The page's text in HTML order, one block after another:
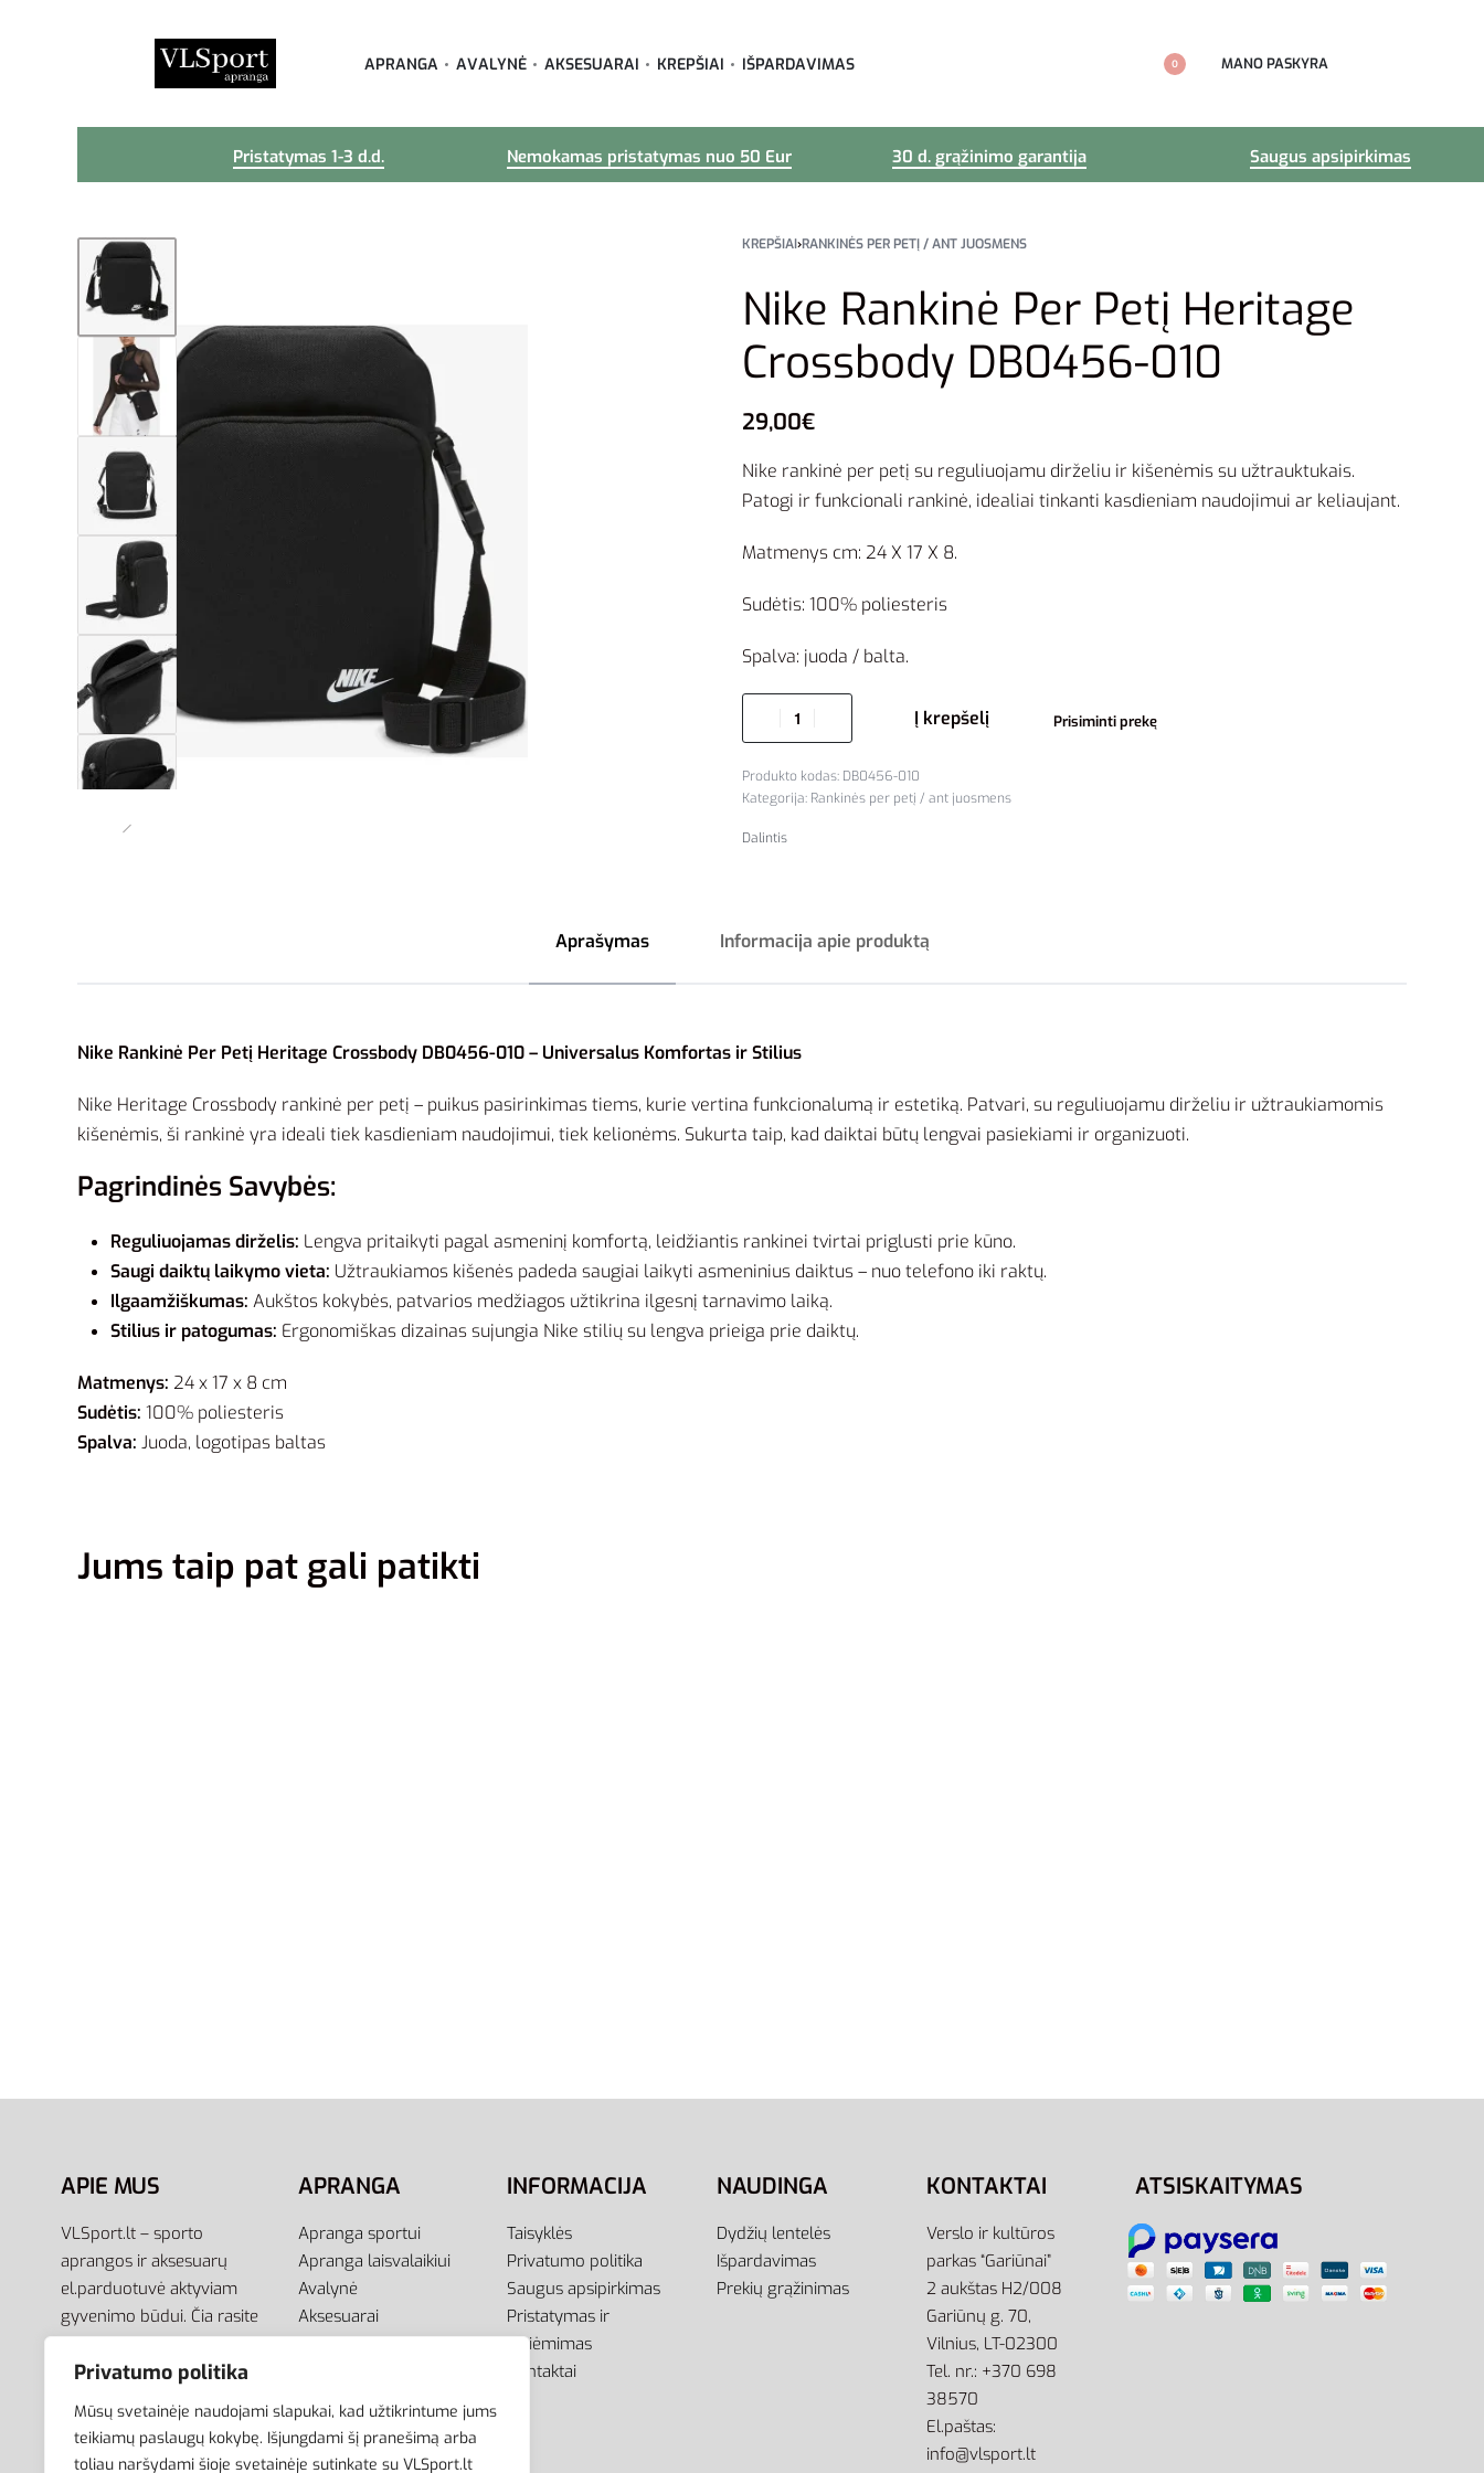
Privatumo politika
Mūsų svetainėje naudojami slapukai, kad užtikrintume jums
teikiamų paslaugų kokybę. Išjungdami šį pranešimą arba
toliau naršydami šioje svetainėje sutinkate su VLSport.lt
APRANGA AVALYNĖ AKSESUARAI KREPŠIAI IŠPARDAVIMAS 0 MANO PASKYRA
Pristatymas 1-3 d.d. Nemokamas pristatymas nuo 50 Eur 30 d. grąžinimo garantija Saugus apsipirkimas
KREPŠIAI›RANKINĖS PER PETĮ / ANT JUOSMENS
Nike Rankinė Per Petį Heritage
Crossbody DB0456-010
29,00€
Nike rankinė per petį su reguliuojamu dirželiu ir kišenėmis su užtrauktukais.
Patogi ir funkcionali rankinė, idealiai tinkanti kasdieniam naudojimui ar keliaujant.
Matmenys cm: 24 X 17 X 8.
Sudėtis: 100% poliesteris
Spalva: juoda / balta.
Į krepšelį Prisiminti prekę
DB0456-010
Kategorija: Rankinės per petį / ant juosmens
Dalintis
Aprašymas Informacija apie produktą
Nike Rankinė Per Petį Heritage Crossbody DB0456-010 – Universalus Komfortas ir Stilius
Nike Heritage Crossbody rankinė per petį – puikus pasirinkimas tiems, kurie vertina funkcionalumą ir estetiką. Patvari, su reguliuojamu dirželiu ir užtraukiamomis
kišenėmis, ši rankinė yra ideali tiek kasdieniam naudojimui, tiek kelionėms. Sukurta taip, kad daiktai būtų lengvai pasiekiami ir organizuoti.
Pagrindinės Savybės:
Reguliuojamas dirželis: Lengva pritaikyti pagal asmeninį komfortą, leidžiantis rankinei tvirtai priglusti prie kūno.
Saugi daiktų laikymo vieta: Užtraukiamos kišenės padeda saugiai laikyti asmeninius daiktus – nuo telefono iki raktų.
Ilgaamžiškumas: Aukštos kokybės, patvarios medžiagos užtikrina ilgesnį tarnavimo laiką.
Stilius ir patogumas: Ergonomiškas dizainas sujungia Nike stilių su lengva prieiga prie daiktų.
Matmenys: 24 x 17 x 8 cm
Sudėtis: 100% poliesteris
Spalva: Juoda, logotipas baltas
Jums taip pat gali patikti
Į krepšelį
APIE MUS
VLSport.lt – sporto
aprangos ir aksesuarų
el.parduotuvė aktyviam
gyvenimo būdui. Čia rasite
aprangą visai šeimai –
vyrams, moterims bei
APRANGA
Apranga sportui
Apranga laisvalaikiui
Avalynė
Aksesuarai
Krepšiai
INFORMACIJA
Taisyklės
Privatumo politika
Saugus apsipirkimas
Pristatymas ir
atsiėmimas
Kontaktai
NAUDINGA
Dydžių lentelės
Išpardavimas
Prekių grąžinimas
KONTAKTAI
Verslo ir kultūros
parkas “Gariūnai”
2 aukštas H2/008
Gariūnų g. 70,
Vilnius, LT-02300
Tel. nr.: +370 698
38570
El.paštas:
info@vlsport.lt
ATSISKAITYMAS